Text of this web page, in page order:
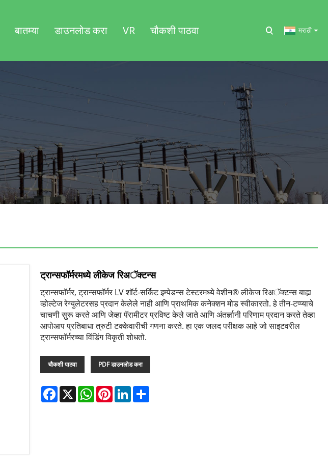
बातम्या डाउनलोड करा VR चौकशी पाठवा मराठी
ट्रान्सफॉर्मरमध्ये लीकेज रिअॅक्टन्स
ट्रान्सफॉर्मर, ट्रान्सफॉर्मर LV शॉर्ट-सर्किट इम्पेडन्स टेस्टरमध्ये वेशीन® लीकेज रिअॅक्टन्स बाह्य
व्होल्टेज रेग्युलेटरसह प्रदान केलेले नाही आणि प्राथमिक कनेक्शन मोड स्वीकारतो. हे तीन-टप्प्याचे
चाचणी सुरू करते आणि जेव्हा पॅरामीटर प्रविष्ट केले जाते आणि अंतर्ज्ञानी परिणाम प्रदान करते तेव्हा
आपोआप प्रतिबाधा त्रुटी टक्केवारीची गणना करते. हा एक जलद परीक्षक आहे जो साइटवरील
ट्रान्सफॉर्मरच्या विंडिंग विकृती शोधतो.
चौकशी पाठवा PDF डाउनलोड करा
Facebook
X WhatsApp
PinterestLinkedIn